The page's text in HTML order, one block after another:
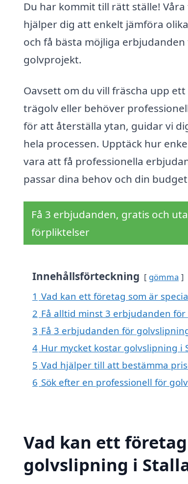
Du har kommit till rätt ställe!
hjälper dig att enkelt jämföra
och få bästa möjliga
golvprojekt.
Oavsett om du vill fräscha upp
trägolv eller behöver
för att återställa ytan, guidar vi
hela processen. Upptäck hur
vara att få professionella
passar dina behov och din
Få 3 erbjudanden, gratis och
förpliktelser
Innehållsförteckning gömma
1 Vad kan ett företag som är
2 Få alltid minst 3 erbjudanden
3 Få 3 erbjudanden för
4 Hur mycket kostar golvslipning i
5 Vad hjälper till att bestämma
6 Sök efter en professionell för
Vad kan ett
golvslipning i